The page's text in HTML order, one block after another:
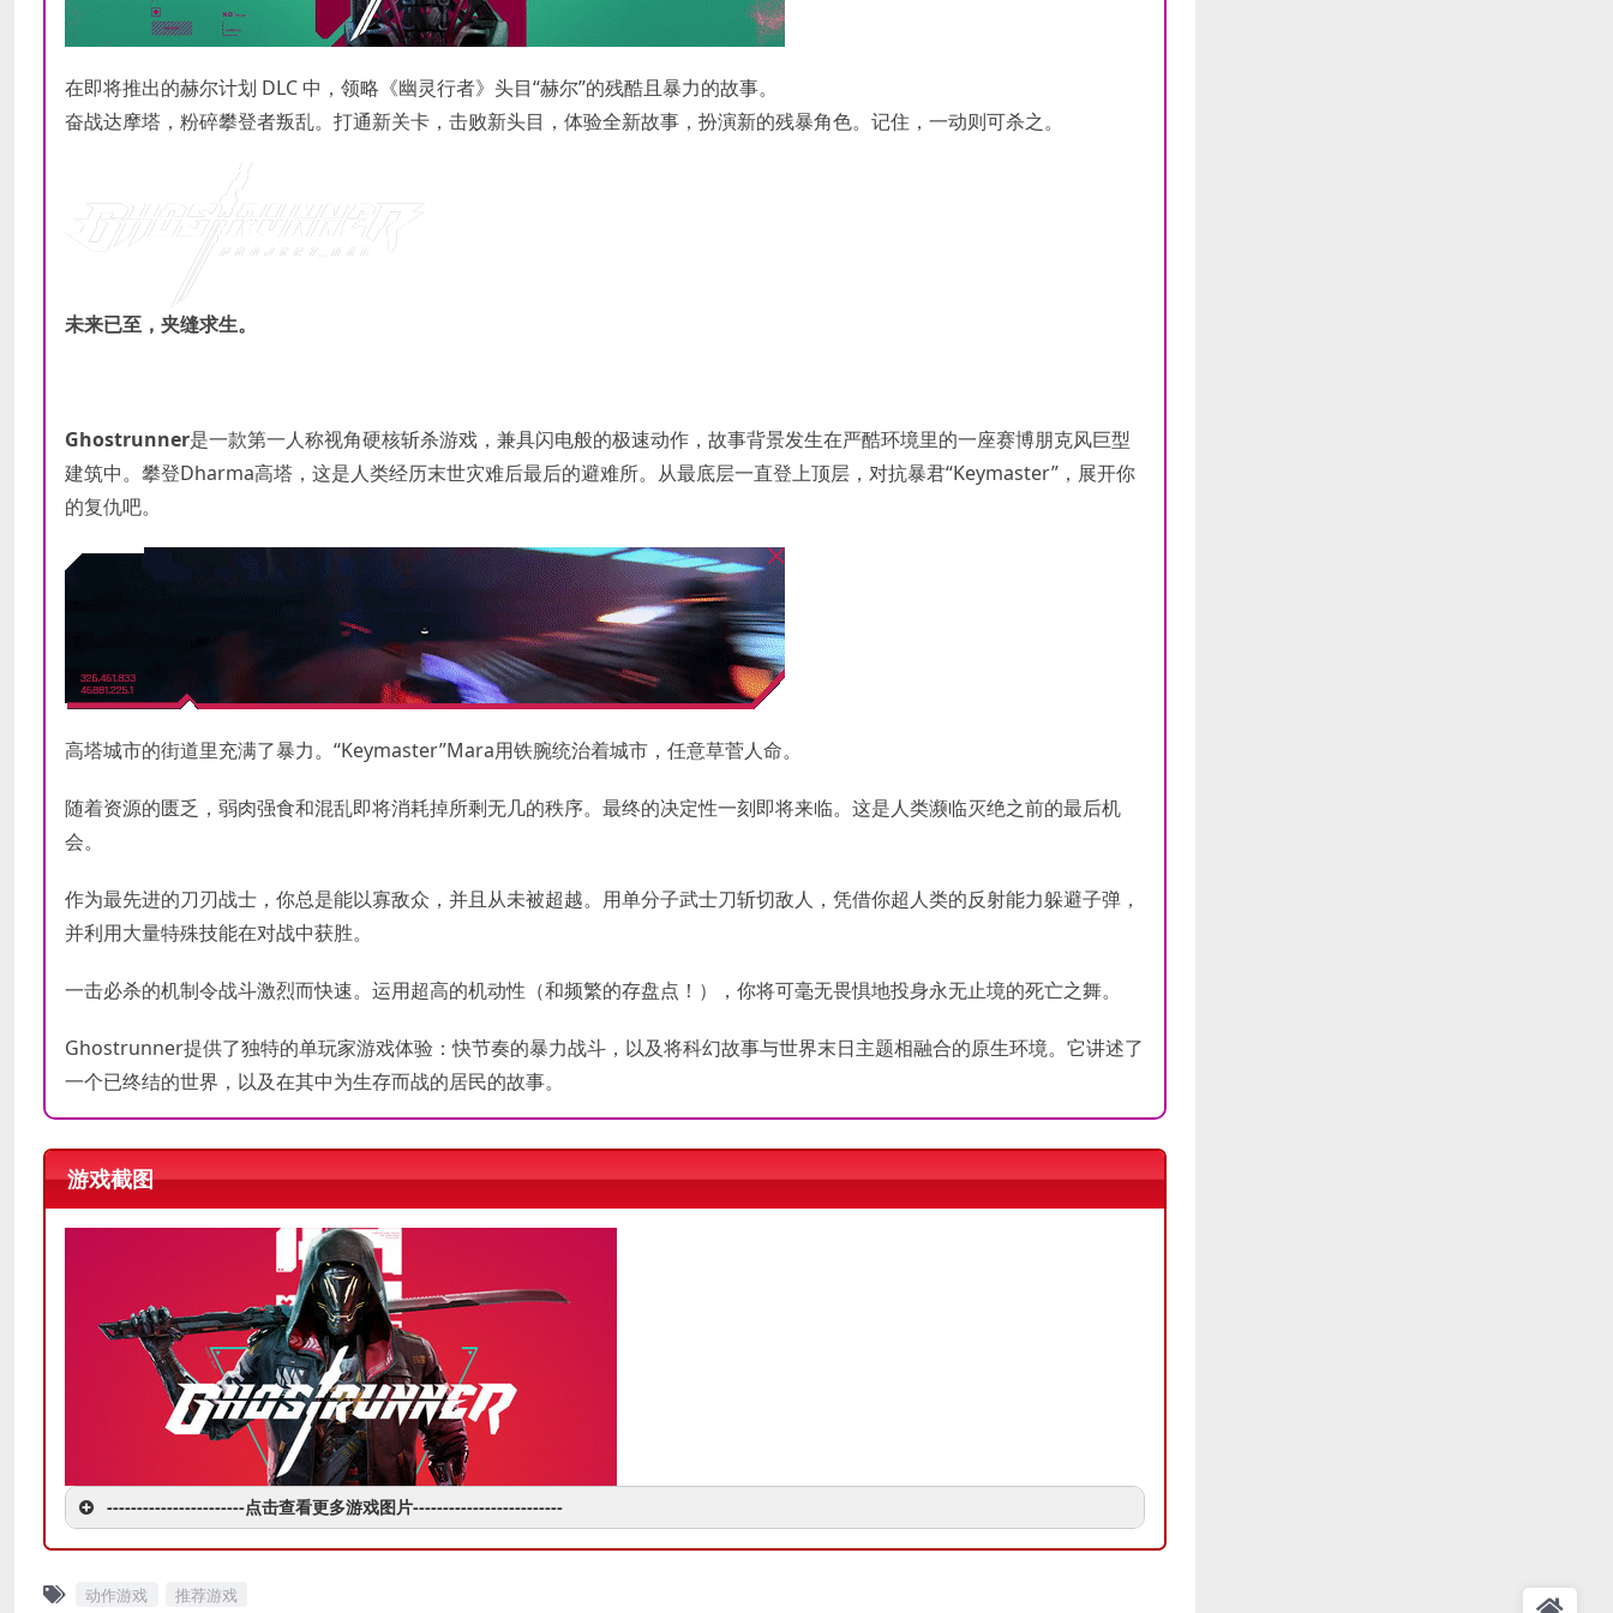
在即将推出的赫尔计划 DLC 中，领略《幽灵行者》头目“赫尔”的残酷且暴力的故事。
奋战达摩塔，粉碎攀登者叛乱。打通新关卡，击败新头目，体验全新故事，扮演新的残暴角色。记住，一动则可杀之。
未来已至，夹缝求生。
Ghostrunner是一款第一人称视角硬核斩杀游戏，兼具闪电般的极速动作，故事背景发生在严酷环境里的一座赛博朋克风巨型
建筑中。攀登Dharma高塔，这是人类经历末世灾难后最后的避难所。从最底层一直登上顶层，对抗暴君“Keymaster”，展开你
的复仇吧。
高塔城市的街道里充满了暴力。“Keymaster”Mara用铁腕统治着城市，任意草菅人命。
随着资源的匮乏，弱肉强食和混乱即将消耗掉所剩无几的秩序。最终的决定性一刻即将来临。这是人类濒临灭绝之前的最后机
会。
作为最先进的刀刃战士，你总是能以寡敌众，并且从未被超越。用单分子武士刀斩切敌人，凭借你超人类的反射能力躲避子弹，
并利用大量特殊技能在对战中获胜。
一击必杀的机制令战斗激烈而快速。运用超高的机动性（和频繁的存盘点！），你将可毫无畏惧地投身永无止境的死亡之舞。
Ghostrunner提供了独特的单玩家游戏体验：快节奏的暴力战斗，以及将科幻故事与世界末日主题相融合的原生环境。它讲述了
一个已终结的世界，以及在其中为生存而战的居民的故事。
游戏截图
-----------------------点击查看更多游戏图片-------------------------
动作游戏 推荐游戏